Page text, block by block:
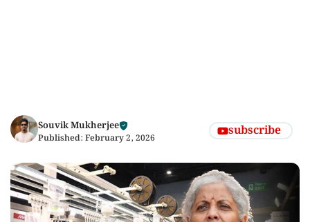
Souvik Mukherjee
Published: February 2, 2026 subscribe